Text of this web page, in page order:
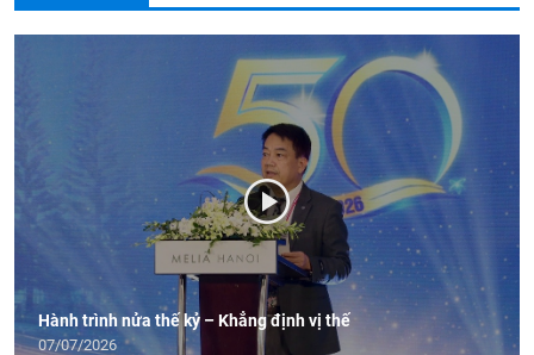
Hành trình nửa thế kỷ – Khẳng định vị thế
07/07/2026